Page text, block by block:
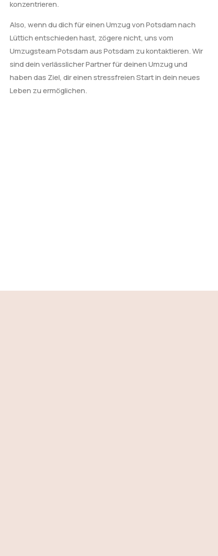
konzentrieren.
Also, wenn du dich für einen Umzug von Potsdam nach
Lüttich entschieden hast, zögere nicht, uns vom
Umzugsteam Potsdam aus Potsdam zu kontaktieren. Wir
sind dein verlässlicher Partner für deinen Umzug und
haben das Ziel, dir einen stressfreien Start in dein neues
Leben zu ermöglichen.